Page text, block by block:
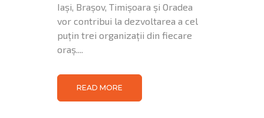
Iași, Brașov, Timișoara și Oradea
vor contribui la dezvoltarea a cel
puțin trei organizații din fiecare
oraș....
READ MORE